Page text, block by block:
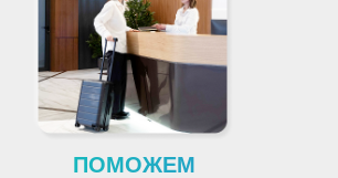
ПОМОЖЕМ